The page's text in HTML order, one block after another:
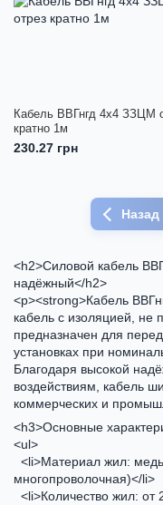
Кабель ВВГнгд 4х4 ЗЗЦМ
кратно 1м
230.27 грн
Назад
<h2>Силовой кабель
надёжный</h2>
<p><strong>Кабель
кабель с изоляцией,
предназначен для
установках при
Благодаря высокой
воздействиям, кабель
коммерческих и
<h3>Основные
<ul>
<li>Материал жил:
многопроволочная)</li>
<li>Количество жил: от